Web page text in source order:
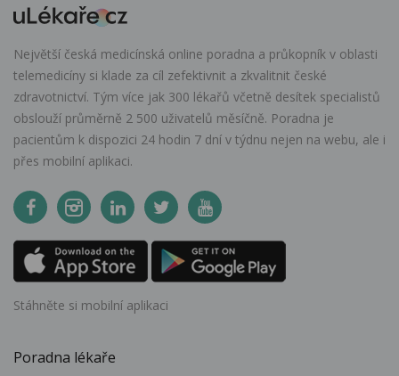
Největší česká medicínská online poradna a průkopník v oblasti
telemedicíny si klade za cíl zefektivnit a zkvalitnit české
zdravotnictví. Tým více jak 300 lékařů včetně desítek specialistů
obslouží průměrně 2 500 uživatelů měsíčně. Poradna je
pacientům k dispozici 24 hodin 7 dní v týdnu nejen na webu, ale i
přes mobilní aplikaci.
Stáhněte si mobilní aplikaci
Poradna lékaře